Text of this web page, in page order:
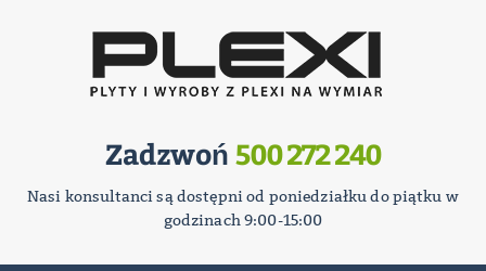
Zadzwoń 500 272 240
Nasi konsultanci są dostępni od poniedziałku do piątku w
godzinach 9:00-15:00